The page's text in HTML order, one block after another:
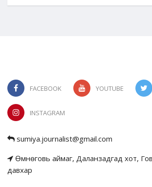
FACEBOOK YOUTUBE
INSTAGRAM
sumiya.journalist@gmail.com
Өмнөговь аймаг, Даланзадгад хот,
давхар